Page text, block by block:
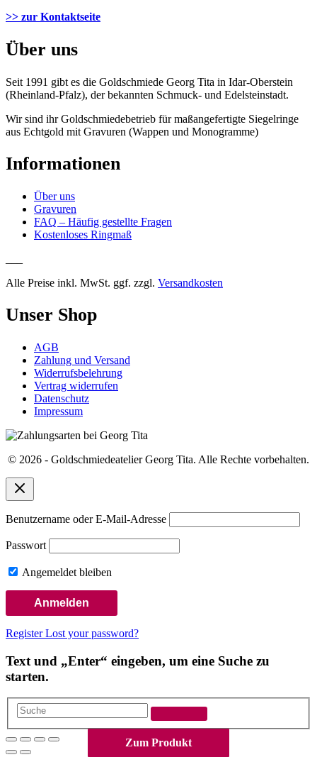
Zum Produkt
Zum Produkt
Zum Produkt
Zum Produkt
Zum Produkt
Zum Produkt
Zum Produkt
Zum Produkt
Zum Produkt
Zum Produkt
Zum Produkt
Zum Produkt
>> zur Kontaktseite
Über uns
Seit 1991 gibt es die Goldschmiede Georg Tita in Idar-Oberstein
(Rheinland-Pfalz), der bekannten Schmuck- und Edelsteinstadt.
Wir sind ihr Goldschmiedebetrieb für maßangefertigte Siegelringe
aus Echtgold mit Gravuren (Wappen und Monogramme)
Informationen
Über uns
Gravuren
FAQ – Häufig gestellte Fragen
Kostenloses Ringmaß
Alle Preise inkl. MwSt. ggf. zzgl. Versandkosten
Unser Shop
AGB
Zahlung und Versand
Widerrufsbelehrung
Vertrag widerrufen
Datenschutz
Impressum
© 2026 - Goldschmiedeatelier Georg Tita. Alle Rechte vorbehalten.
Benutzername oder E-Mail-Adresse
Passwort
Angemeldet bleiben
Register Lost your password?
Text und „Enter“ eingeben, um eine Suche zu
starten.
Suche
Nach
oben